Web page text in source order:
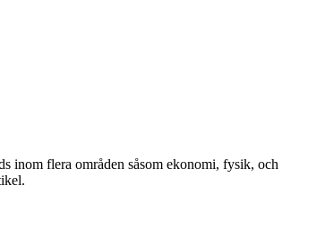
inom flera områden såsom ekonomi, fysik, och